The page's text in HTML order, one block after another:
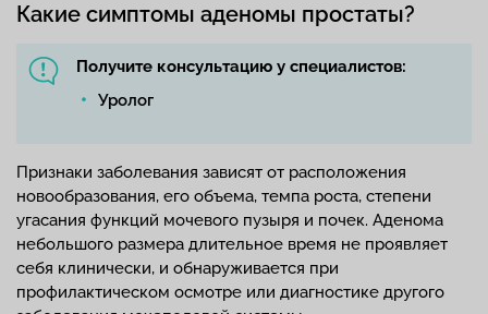
Какие симптомы аденомы простаты?
Получите консультацию у специалистов:
Уролог
Признаки заболевания зависят от расположения
новообразования, его объема, темпа роста, степени
угасания функций мочевого пузыря и почек. Аденома
небольшого размера длительное время не проявляет
себя клинически, и обнаруживается при
профилактическом осмотре или диагностике другого